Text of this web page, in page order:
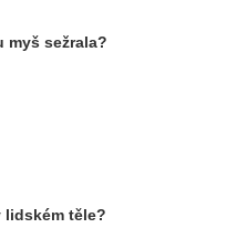
myš sežrala?
lidském těle?